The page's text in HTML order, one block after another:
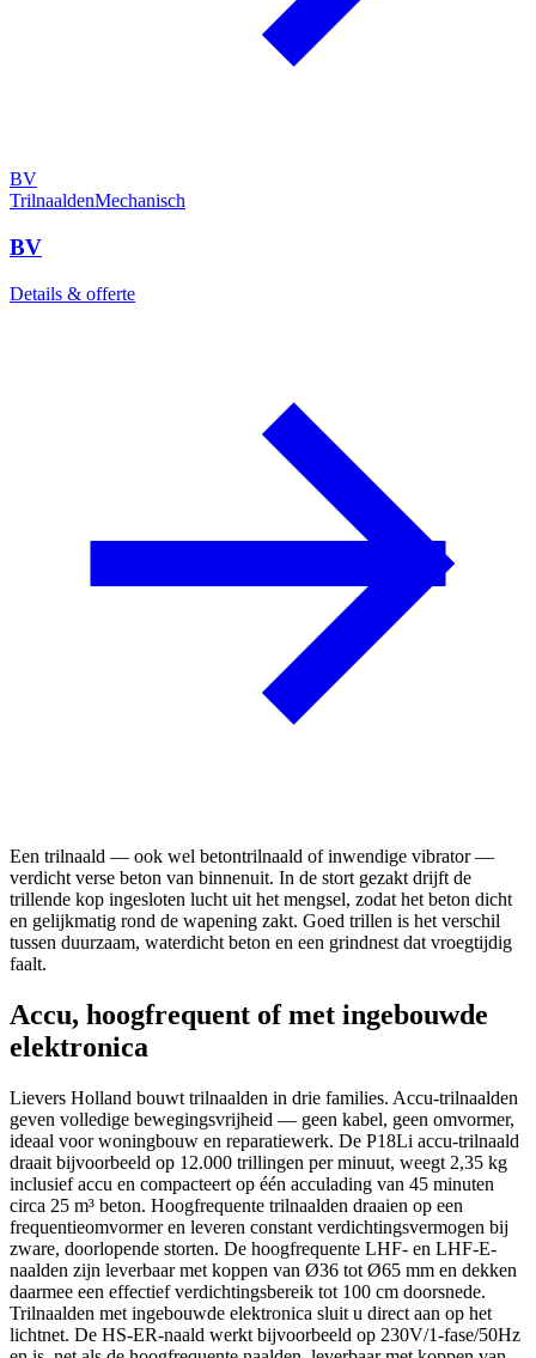
BV
TrilnaaldenMechanisch
BV
Details & offerte
Een trilnaald — ook wel betontrilnaald of inwendige vibrator —
verdicht verse beton van binnenuit. In de stort gezakt drijft de
trillende kop ingesloten lucht uit het mengsel, zodat het beton dicht
en gelijkmatig rond de wapening zakt. Goed trillen is het verschil
tussen duurzaam, waterdicht beton en een grindnest dat vroegtijdig
faalt.
Accu, hoogfrequent of met ingebouwde
elektronica
Lievers Holland bouwt trilnaalden in drie families. Accu-trilnaalden
geven volledige bewegingsvrijheid — geen kabel, geen omvormer,
ideaal voor woningbouw en reparatiewerk. De P18Li accu-trilnaald
draait bijvoorbeeld op 12.000 trillingen per minuut, weegt 2,35 kg
inclusief accu en compacteert op één acculading van 45 minuten
circa 25 m³ beton. Hoogfrequente trilnaalden draaien op een
frequentieomvormer en leveren constant verdichtingsvermogen bij
zware, doorlopende storten. De hoogfrequente LHF- en LHF-E-
naalden zijn leverbaar met koppen van Ø36 tot Ø65 mm en dekken
daarmee een effectief verdichtingsbereik tot 100 cm doorsnede.
Trilnaalden met ingebouwde elektronica sluit u direct aan op het
lichtnet. De HS-ER-naald werkt bijvoorbeeld op 230V/1-fase/50Hz